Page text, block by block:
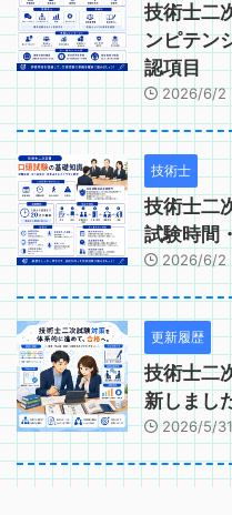
技術士二
ンピテン
認項目
2026/6/2
技術士
技術士二
試験時間
2026/6/2
更新履歴
技術士二
新しまし
2026/5/31